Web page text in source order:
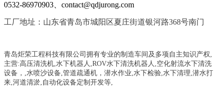
0532-86970903、contact@qdjurong.com
工厂地址：山东省青岛市城阳区夏庄街道银河路368号南门
青岛炬荣工程科技有限公司拥有专业的制造车间及多项自主知识产权,
主营:高压清洗机,水下机器人,ROV水下清洗机器人,空化射流水下清洗
设备， ,水喷沙设备,管道疏通机 ， 潜水作业,水下检验,水下清理,潜水打
来,河道清淤,自动化设备定制开发等,